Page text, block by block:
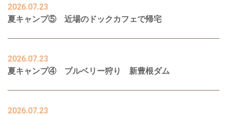
2026.07.23
夏キャンプ⑤ 近場のドックカフェで帰宅
2026.07.23
夏キャンプ④ ブルベリー狩り 新豊根ダム
2026.07.23